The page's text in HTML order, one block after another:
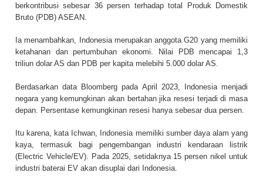
berkontribusi sebesar 36 persen terhadap total Produk Domestik
Bruto (PDB) ASEAN.
Ia menambahkan, Indonesia merupakan anggota G20 yang memiliki
ketahanan dan pertumbuhan ekonomi. Nilai PDB mencapai 1,3
triliun dolar AS dan PDB per kapita melebihi 5.000 dolar AS.
Berdasarkan data Bloomberg pada April 2023, Indonesia menjadi
negara yang kemungkinan akan bertahan jika resesi terjadi di masa
depan. Persentase kemungkinan resesi hanya sebesar dua persen.
Itu karena, kata Ichwan, Indonesia memiliki sumber daya alam yang
kaya, termasuk bagi pengembangan industri kendaraan listrik
(Electric Vehicle/EV). Pada 2025, setidaknya 15 persen nikel untuk
industri baterai EV akan disuplai dari Indonesia.